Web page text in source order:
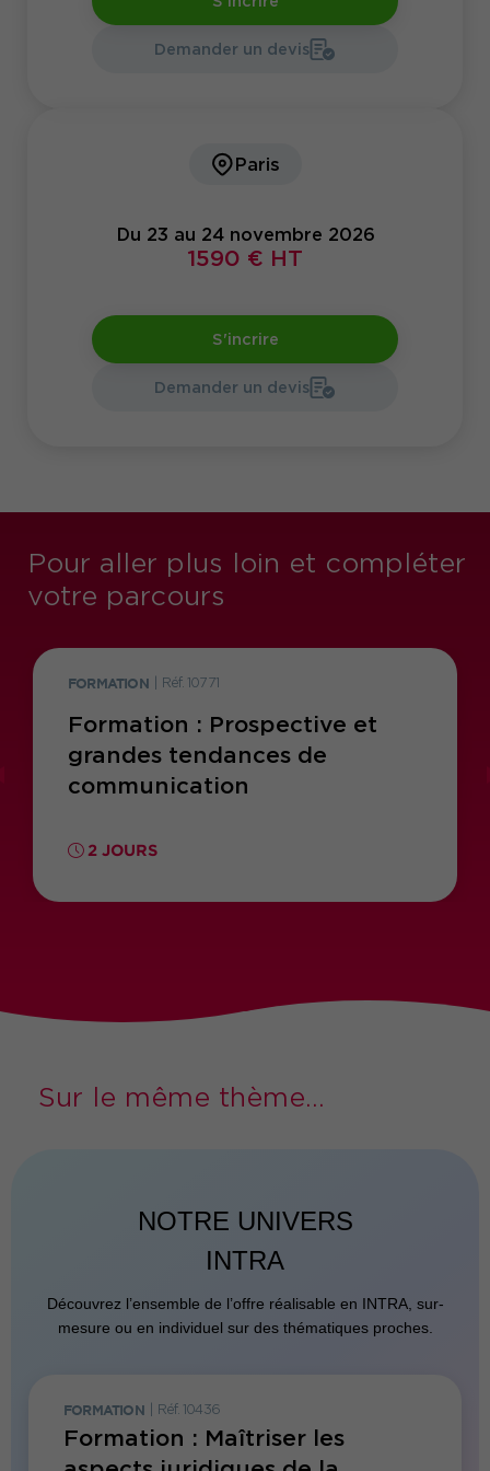
Demander un devis
Paris
Du 23 au 24 novembre 2026
1590 € HT
S'incrire
Demander un devis
Pour aller plus loin et compléter
votre parcours
FORMATION Réf. 10771
Formation : Prospective et
grandes tendances de
communication
2 JOURS
Sur le même thème...
NOTRE UNIVERS
INTRA
Découvrez l’ensemble de l’offre réalisable en INTRA, sur-
mesure ou en individuel sur des thématiques proches.
FORMATION Réf. 10436
Formation : Maîtriser les